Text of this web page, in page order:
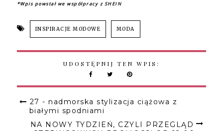
*Wpis powstał we współpracy z SHEIN
INSPIRACJE MODOWE MODA
UDOSTĘPNIJ TEN WPIS:
27 - nadmorska stylizacja ciążowa z
białymi spodniami
NA NOWY TYDZIEŃ, CZYLI PRZEGLĄD